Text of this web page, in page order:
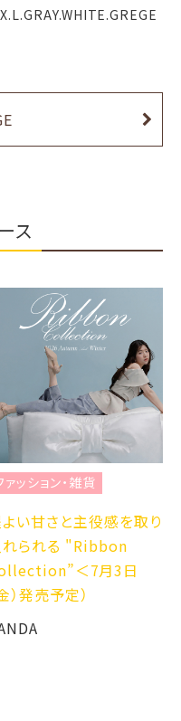
ス
ァッション・雑貨
い甘さと主役感を取り
れられる "Ribbon
＜7月3日
）発売予定）